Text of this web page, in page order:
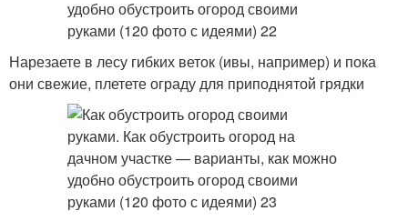
Нарезаете в лесу гибких веток (ивы, например) и пока
они свежие, плетете ограду для приподнятой грядки